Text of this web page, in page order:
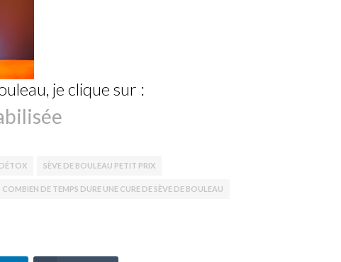
je clique sur :
SÈVE DE BOULEAU PETIT PRIX
COMBIEN DE TEMPS DURE UNE CURE DE SÈVE DE BOULEAU